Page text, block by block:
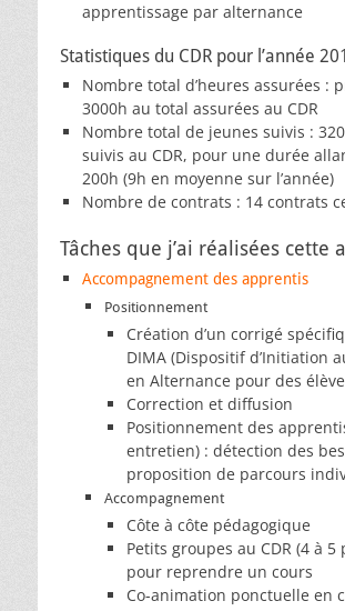
apprentissage par alternance
Statistiques du CDR pour l’année
Nombre total d’heures assurées :
3000h au total assurées au CDR
Nombre total de jeunes suivis :
suivis au CDR, pour une durée
200h (9h en moyenne sur l’année)
Nombre de contrats : 14 contrats
Tâches que j’ai réalisées cette
Accompagnement des apprentis
Positionnement
Création d’un corrigé
DIMA (Dispositif d’Initiation
en Alternance pour des
Correction et diffusion
Positionnement des
entretien) : détection des
proposition de parcours
Accompagnement
Côte à côte pédagogique
Petits groupes au CDR (4 à 5
pour reprendre un cours
Co-animation ponctuelle en